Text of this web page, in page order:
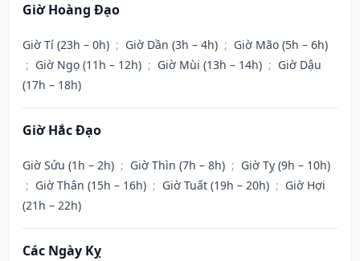
Giờ Hoàng Đạo
Giờ Tí (23h – 0h) ; Giờ Dần (3h – 4h) ; Giờ Mão (5h – 6h)
; Giờ Ngọ (11h – 12h) ; Giờ Mùi (13h – 14h) ; Giờ Dậu
(17h – 18h)
Giờ Hắc Đạo
Giờ Sửu (1h – 2h) ; Giờ Thìn (7h – 8h) ; Giờ Tỵ (9h – 10h)
; Giờ Thân (15h – 16h) ; Giờ Tuất (19h – 20h) ; Giờ Hợi
(21h – 22h)
Các Ngày Kỵ